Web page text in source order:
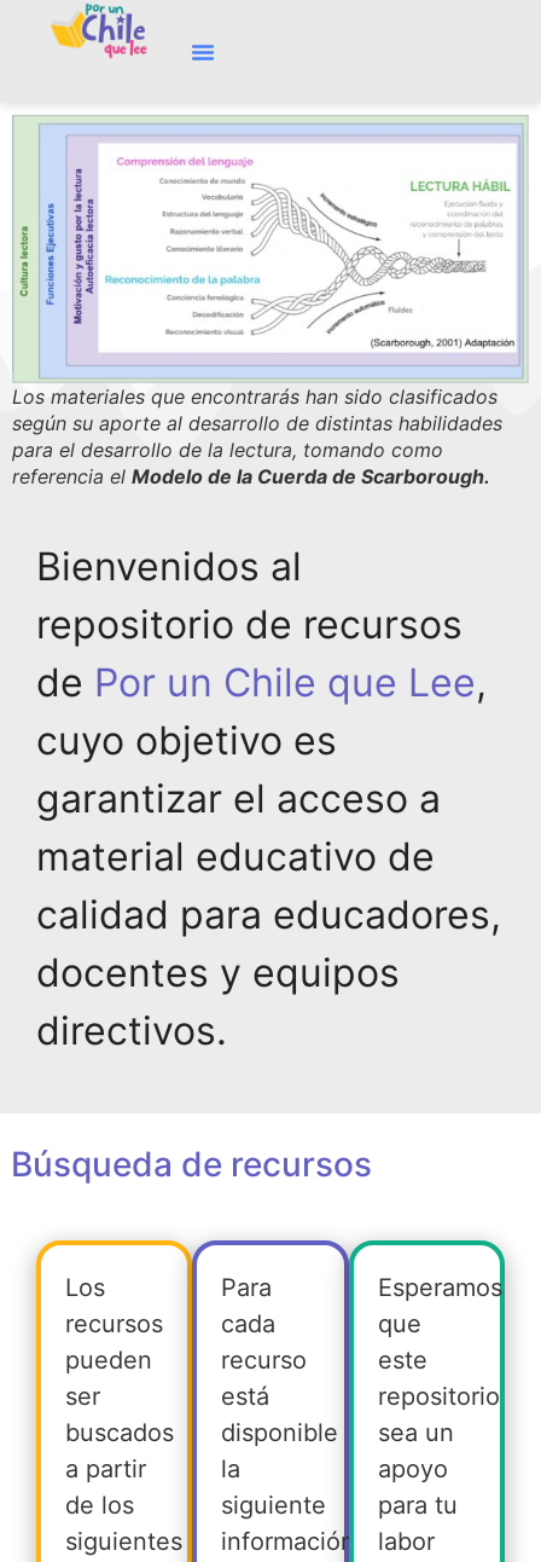
Bienvenidos al
repositorio de recursos
de Por un Chile que Lee,
cuyo objetivo es
garantizar el acceso a
material educativo de
calidad para educadores,
docentes y equipos
directivos.
Los materiales que encontrarás han sido clasificados
según su aporte al desarrollo de distintas habilidades
para el desarrollo de la lectura, tomando como
referencia el Modelo de la Cuerda de Scarborough.
Búsqueda de recursos
Los
recursos
pueden
ser
buscados
a partir
de los
siguientes
Para
cada
recurso
está
disponible
la
siguiente
información:
Esperamos
que
este
repositorio
sea un
apoyo
para tu
labor